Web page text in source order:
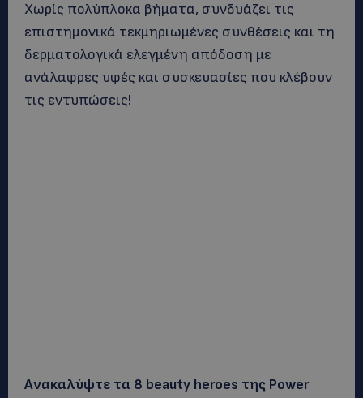
Χωρίς πολύπλοκα βήματα, συνδυάζει τις
επιστημονικά τεκμηριωμένες συνθέσεις και τη
δερματολογικά ελεγμένη απόδοση με
ανάλαφρες υφές και συσκευασίες που κλέβουν
τις εντυπώσεις!
Ανακαλύψτε τα 8 beauty heroes της Power